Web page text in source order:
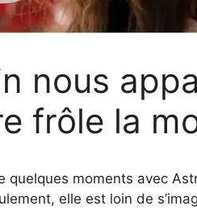
nous
frôle la
quelques moments avec
elle est loin de